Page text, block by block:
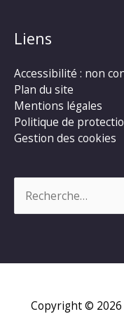
Liens
Accessibilité : non
Plan du site
Mentions légales
Politique de
Gestion des cookies
Copyright © 2026